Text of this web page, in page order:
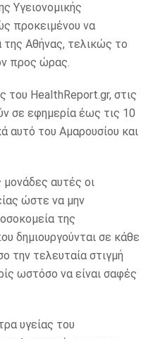
Υγειονομικής
προκειμένου να
της Αθήνας, τελικώς το
προς ώρας.
HealthReport.gr, στις
σε εφημερία έως τις 10
αυτό του Αμαρουσίου και
μονάδες αυτές οι
ώστε να μην
της
δημιουργούνται σε κάθε
την τελευταία στιγμή
ωστόσο να είναι σαφές
υγείας του